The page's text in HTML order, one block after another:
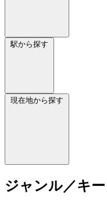
駅から探す
現在地から探す
ジャンル／キ